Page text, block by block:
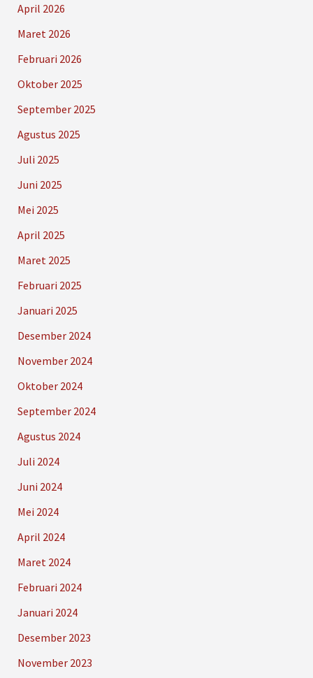
April 2026
Maret 2026
Februari 2026
Oktober 2025
September 2025
Agustus 2025
Juli 2025
Juni 2025
Mei 2025
April 2025
Maret 2025
Februari 2025
Januari 2025
Desember 2024
November 2024
Oktober 2024
September 2024
Agustus 2024
Juli 2024
Juni 2024
Mei 2024
April 2024
Maret 2024
Februari 2024
Januari 2024
Desember 2023
November 2023